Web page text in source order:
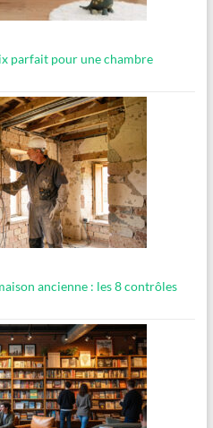
parfait pour une chambre
ancienne : les 8 contrôles